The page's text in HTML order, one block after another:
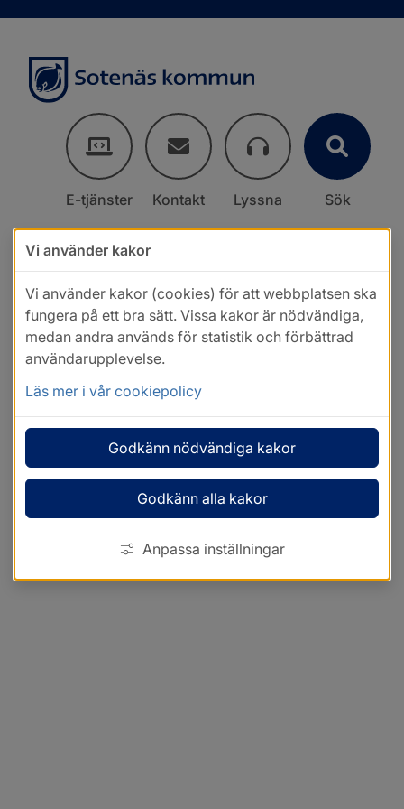
E-tjänster Kontakt Lyssna Sök
Vi använder kakor
Vi använder kakor (cookies) för att webbplatsen ska
fungera på ett bra sätt. Vissa kakor är nödvändiga,
medan andra används för statistik och förbättrad
användarupplevelse.
Läs mer i vår cookiepolicy
Godkänn nödvändiga kakor
Godkänn alla kakor
Anpassa inställningar